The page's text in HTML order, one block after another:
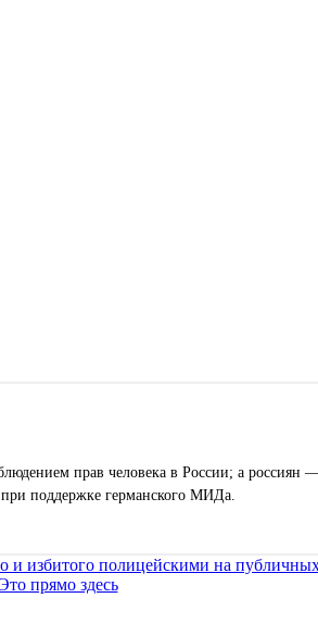
прав человека в России; а россиян
поддержке германского МИДа.
и избитого полицейскими на
прямо здесь